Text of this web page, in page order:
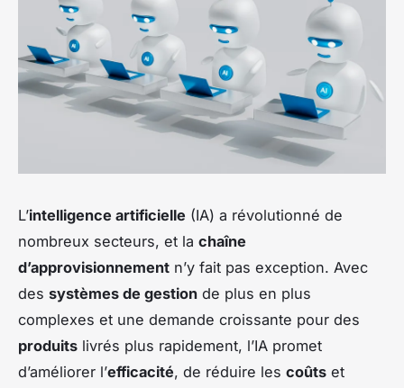
L’intelligence artificielle (IA) a révolutionné de
nombreux secteurs, et la chaîne
d’approvisionnement n’y fait pas exception. Avec
des systèmes de gestion de plus en plus
complexes et une demande croissante pour des
produits livrés plus rapidement, l’IA promet
d’améliorer l’efficacité, de réduire les coûts et